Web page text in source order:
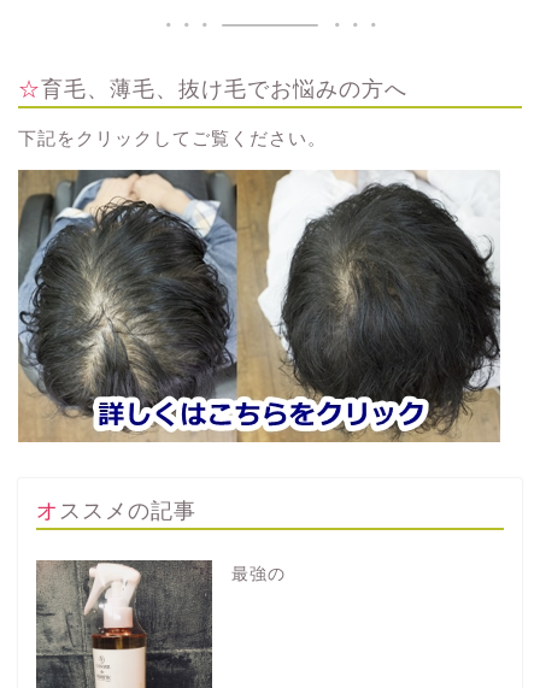
☆育毛、薄毛、抜け毛でお悩みの方へ
下記をクリックしてご覧ください。
オススメの記事
最強の